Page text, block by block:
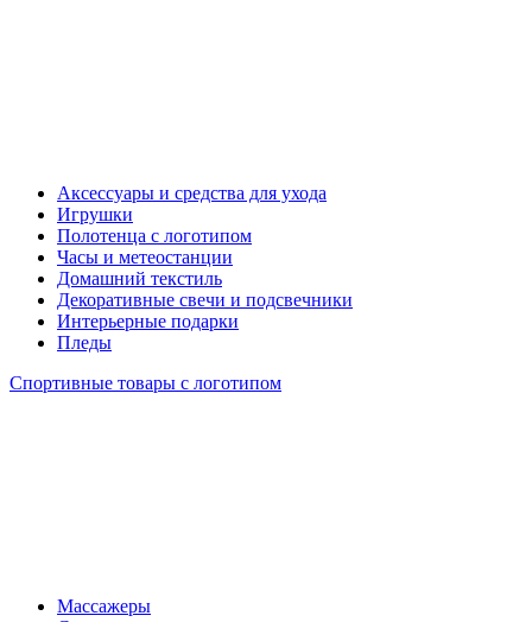
Аксессуары и средства для ухода
Игрушки
Полотенца с логотипом
Часы и метеостанции
Домашний текстиль
Декоративные свечи и подсвечники
Интерьерные подарки
Пледы
Спортивные товары с логотипом
Массажеры